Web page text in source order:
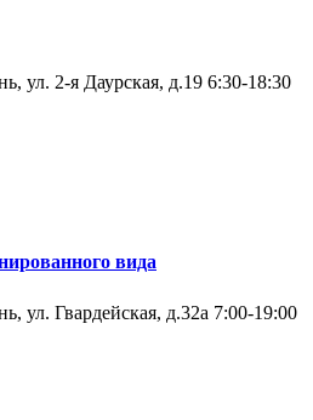
ул. 2-я Даурская, д.19 6:30-18:30
вида
ул. Гвардейская, д.32а 7:00-19:00